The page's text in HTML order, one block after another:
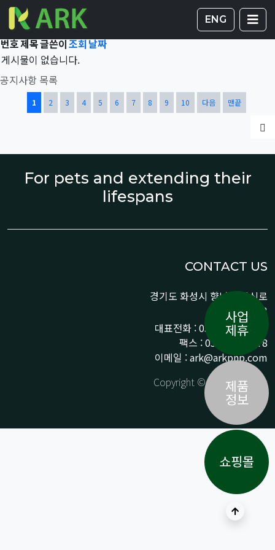
ENG
Total 43,219건1 페이지 게시판
공지사항 목록
번호제목글쓴이조회날짜
게시물이 없습니다.
열린
1 페이지
2
페이지3페이지4
페이지5페이지6
페이지7
페이지8
페이지9
페이지10
페이지 다음 맨끝
For pets and extending their
lifespans
CONTACT US
경기도 화성시 향남읍 상신로
290-13
대표전화 : 031-359-9776 /
팩스 : 031-359-9778
이메일 : ark@arkpnp.com
Copyright © ARK All Rights
Reserved.
상단으로
사업
제휴
제품
정보
쇼핑몰